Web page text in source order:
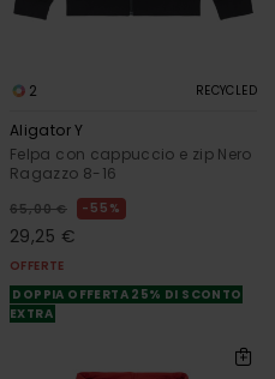
2 RECYCLED
Aligator Y
Felpa con cappuccio e zip Nero
Ragazzo 8-16
65,00 € 55%
29,25 €
OFFERTE
DOPPIA OFFERTA 25% DI SCONTO
EXTRA